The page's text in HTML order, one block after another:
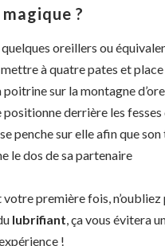
?
oreillers ou
à quatre pates et place
poitrine sur la montagne
positionne derrière les fesses
penche sur elle afin que
le dos de sa partenaire
votre première fois, n’oubliez
lubrifiant, ça vous évitera
!